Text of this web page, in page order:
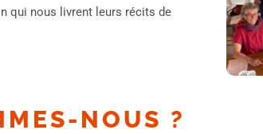
qui nous livrent leurs récits de
NOUS ?